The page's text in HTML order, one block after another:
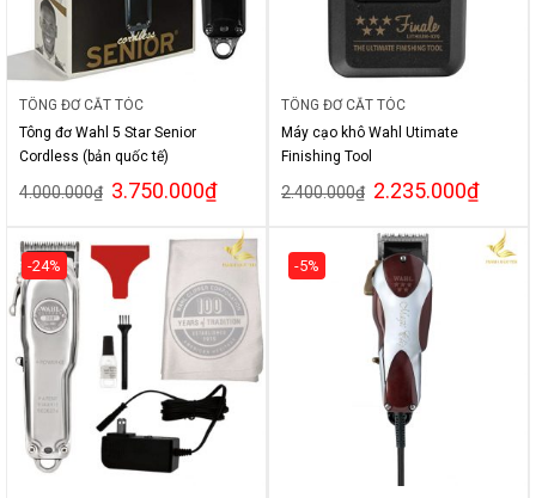
TÔNG ĐƠ CẮT TÓC
Tông đơ Wahl 5 Star Senior
Cordless (bản quốc tế)
4.000.000₫ 3.750.000₫
TÔNG ĐƠ CẮT TÓC
Máy cạo khô Wahl Utimate
Finishing Tool
2.400.000₫ 2.235.000₫
-24% -5%